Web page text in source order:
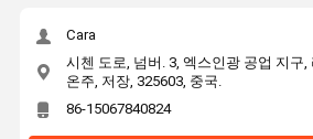
Cara
시첸 도로, 넘버. 3, 엑스인광 공업 지구,
온주, 저장, 325603, 중국.
86-15067840824